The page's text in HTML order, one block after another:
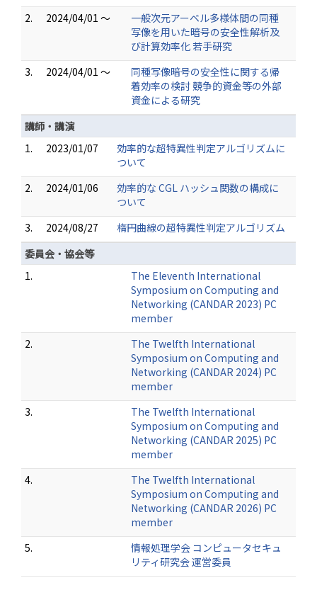
2.
2024/04/01 ～
一般次元アーベル多様体間の同種
写像を用いた暗号の安全性解析及
び計算効率化 若手研究
3.
2024/04/01 ～
同種写像暗号の安全性に関する帰
着効率の検討 競争的資金等の外部
資金による研究
講師・講演
1.
2023/01/07
効率的な超特異性判定アルゴリズムに
ついて
2.
2024/01/06
効率的な CGL ハッシュ関数の構成に
ついて
3.
2024/08/27
楕円曲線の超特異性判定アルゴリズム
委員会・協会等
1.
The Eleventh International
Symposium on Computing and
Networking (CANDAR 2023) PC
member
2.
The Twelfth International
Symposium on Computing and
Networking (CANDAR 2024) PC
member
3.
The Twelfth International
Symposium on Computing and
Networking (CANDAR 2025) PC
member
4.
The Twelfth International
Symposium on Computing and
Networking (CANDAR 2026) PC
member
5.
情報処理学会 コンピュータセキュ
リティ研究会 運営委員